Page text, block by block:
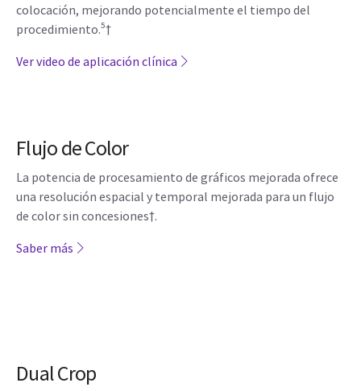
colocación, mejorando potencialmente el tiempo del
procedimiento.⁵†
Ver video de aplicación clínica
Flujo de Color
La potencia de procesamiento de gráficos mejorada ofrece
una resolución espacial y temporal mejorada para un flujo
de color sin concesiones†.
Saber más
Dual Crop